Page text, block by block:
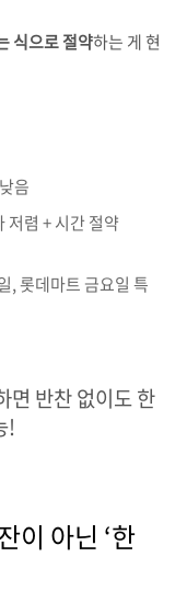
식으로 절약하는 게 현
음
저렴 + 시간 절약
, 롯데마트 금요일 특
면 반찬 없이도 한
!
이 아닌 ‘한